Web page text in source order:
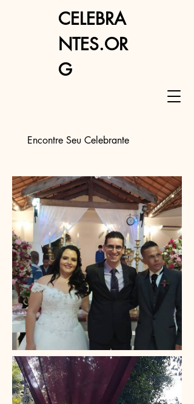
Encontre Seu Celebrante
CELEBRA
NTES.OR
G